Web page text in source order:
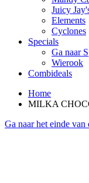
Juicy
Elements
Cyclones
Specials
Ga naar
Wierook
Combideals
Home
MILKA
Ga naar het einde